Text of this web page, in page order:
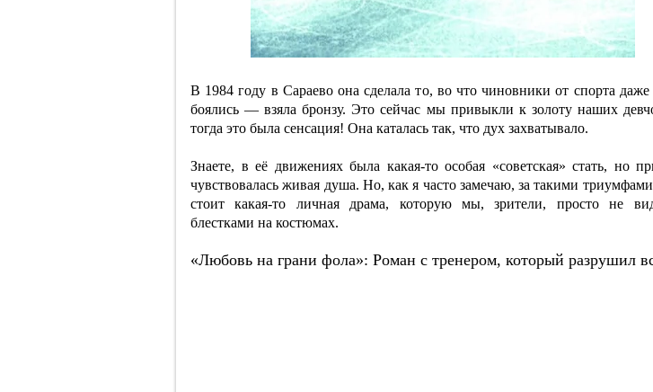
В 1984 году в Сараево она сделала то, во что чиновники от спорта даже
боялись — взяла бронзу. Это сейчас мы привыкли к золоту наших
тогда это была сенсация! Она каталась так, что дух захватывало.
Знаете, в её движениях была какая-то особая «советская» стать, но
чувствовалась живая душа. Но, как я часто замечаю, за такими триумфами
стоит какая-то личная драма, которую мы, зрители, просто не
блестками на костюмах.
«Любовь на грани фола»: Роман с тренером, который разрушил